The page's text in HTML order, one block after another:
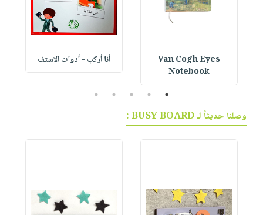
Van Cogh Eyes
Notebook
أنا أركب - أدوات الاستف
1
2
3
4
5
وصلنا حديثاً لـ BUSY BOARD :